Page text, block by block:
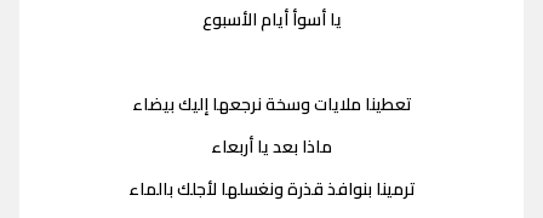
يا أسوأ أيام الأسبوع
تعطينا ملايات وسخة نرجعها إليك بيضاء
ماذا بعد يا أربعاء
ترمينا بنوافذ قذرة ونغسلها لأجلك بالماء